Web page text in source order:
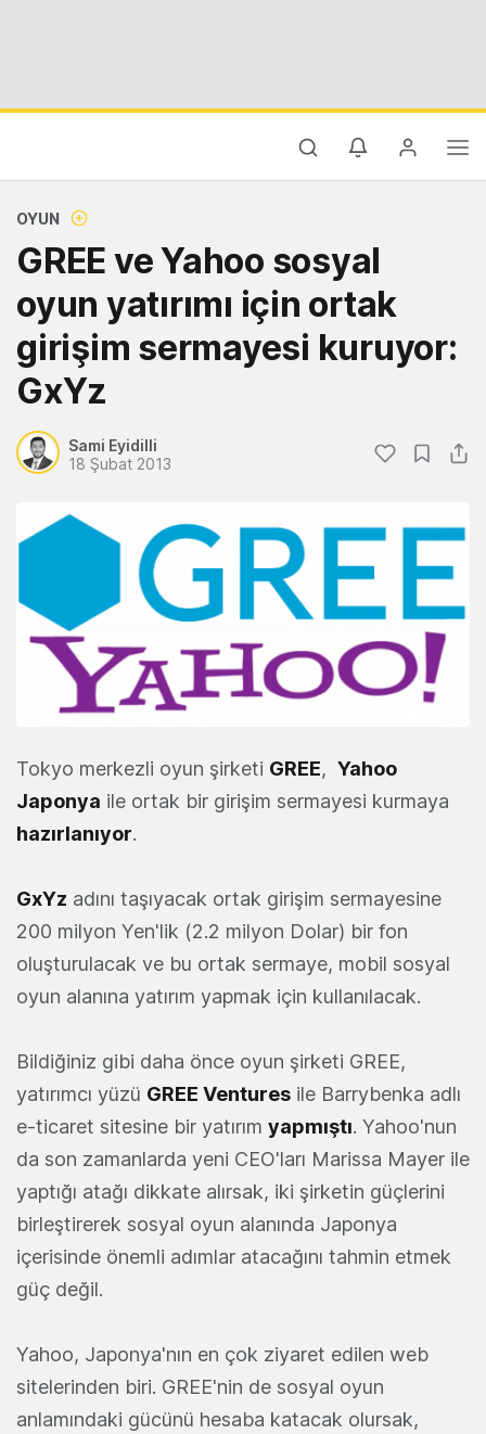
OYUN
GREE ve Yahoo sosyal
oyun yatırımı için ortak
girişim sermayesi kuruyor:
GxYz
Sami Eyidilli
18 Şubat 2013
Tokyo merkezli oyun şirketi GREE, Yahoo
Japonya ile ortak bir girişim sermayesi kurmaya
hazırlanıyor.
GxYz adını taşıyacak ortak girişim sermayesine
200 milyon Yen'lik (2.2 milyon Dolar) bir fon
oluşturulacak ve bu ortak sermaye, mobil sosyal
oyun alanına yatırım yapmak için kullanılacak.
Bildiğiniz gibi daha önce oyun şirketi GREE,
yatırımcı yüzü GREE Ventures ile Barrybenka adlı
e-ticaret sitesine bir yatırım yapmıştı. Yahoo'nun
da son zamanlarda yeni CEO'ları Marissa Mayer ile
yaptığı atağı dikkate alırsak, iki şirketin güçlerini
birleştirerek sosyal oyun alanında Japonya
içerisinde önemli adımlar atacağını tahmin etmek
güç değil.
Yahoo, Japonya'nın en çok ziyaret edilen web
sitelerinden biri. GREE'nin de sosyal oyun
anlamındaki gücünü hesaba katacak olursak,